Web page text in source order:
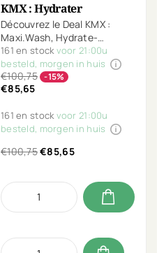
KMX : Hydrater
Découvrez le Deal KMX :
Maxi.Wash, Hydrate-
Me.Wash, Hydrate-Me.Rinse
+ Hydrate-Me.Masque
GRATUIT. Transformez vos
cheveux avec la Kevin
cheveux normaux à secs.
161 en stockvoor 21:00u
besteld, morgen in huis
€100,75 -15%
€85,65
161 en stockvoor 21:00u
besteld, morgen in huis
€100,75€85,65